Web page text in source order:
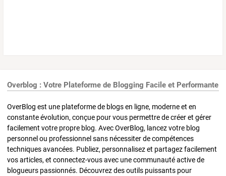
Overblog : Votre Plateforme de Blogging Facile et Performante
OverBlog est une plateforme de blogs en ligne, moderne et en
constante évolution, conçue pour vous permettre de créer et gérer
facilement votre propre blog. Avec OverBlog, lancez votre blog
personnel ou professionnel sans nécessiter de compétences
techniques avancées. Publiez, personnalisez et partagez facilement
vos articles, et connectez-vous avec une communauté active de
blogueurs passionnés. Découvrez des outils puissants pour